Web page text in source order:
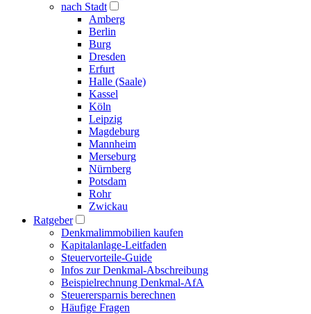
nach Stadt
Amberg
Berlin
Burg
Dresden
Erfurt
Halle (Saale)
Kassel
Köln
Leipzig
Magdeburg
Mannheim
Merseburg
Nürnberg
Potsdam
Rohr
Zwickau
Ratgeber
Denkmalimmobilien kaufen
Kapitalanlage-Leitfaden
Steuervorteile-Guide
Infos zur Denkmal-Abschreibung
Beispielrechnung Denkmal-AfA
Steuerersparnis berechnen
Häufige Fragen